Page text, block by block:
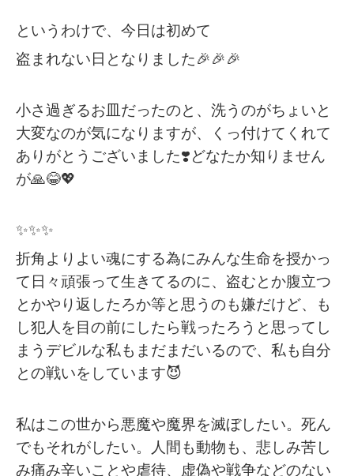
というわけで、今日は初めて
盗まれない日となりました🎉🎉🎉
小さ過ぎるお皿だったのと、洗うのがちょいと
大変なのが気になりますが、くっ付けてくれて
ありがとうございました❣️どなたか知りません
が🙏😂💖
✨✨✨
折角よりよい魂にする為にみんな生命を授かっ
て日々頑張って生きてるのに、盗むとか腹立つ
とかやり返したろか等と思うのも嫌だけど、も
し犯人を目の前にしたら戦ったろうと思ってし
まうデビルな私もまだまだいるので、私も自分
との戦いをしています😈
私はこの世から悪魔や魔界を滅ぼしたい。死ん
でもそれがしたい。人間も動物も、悲しみ苦し
み痛み辛いことや虐待、虚偽や戦争などのない